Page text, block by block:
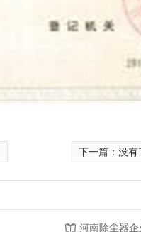
下一篇：没有
河南除尘器